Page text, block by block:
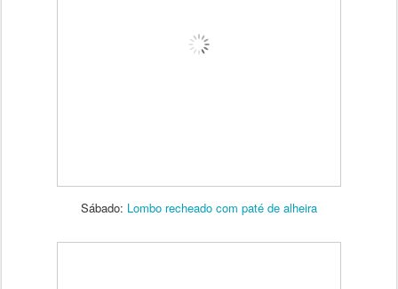
Sábado: Lombo recheado com paté de alheira